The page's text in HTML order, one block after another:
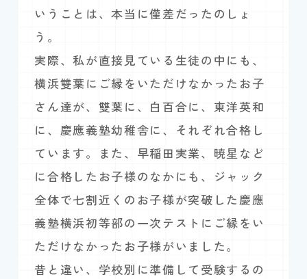
いうことは、本当に僅差だったのしょ
う。
実際、私が直接見ている生徒の中にも、
横浜雙葉にご縁をいただけなかったお子
さん達が、雙葉に、白百合に、東洋英和
に、慶應義塾幼稚舎に、それぞれ合格し
ています。また、早稲田実業、暁星など
に合格したお子様のなかにも、ジャック
全体で七割近くのお子様が突破した慶應
義塾横浜初等部の一次テストにご縁をい
ただけなかったお子様がいました。
昔と違い、学校別に準備して受験するの